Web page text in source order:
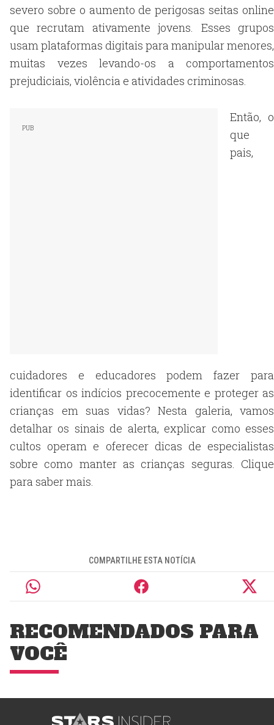
severo sobre o aumento de perigosas seitas online
que recrutam ativamente jovens. Esses grupos
usam plataformas digitais para manipular menores,
muitas vezes levando-os a comportamentos
prejudiciais, violência e atividades criminosas.
Então, o
que
pais,
cuidadores e educadores podem fazer para
identificar os indícios precocemente e proteger as
crianças em suas vidas? Nesta galeria, vamos
detalhar os sinais de alerta, explicar como esses
cultos operam e oferecer dicas de especialistas
sobre como manter as crianças seguras. Clique
para saber mais.
COMPARTILHE ESTA NOTÍCIA
RECOMENDADOS PARA
VOCÊ